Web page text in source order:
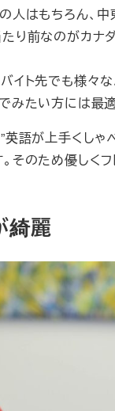
はもちろん、
り前なのがカナ
ト先でも様々
みたい方には最
語が上手くし
のため優しく
綺麗